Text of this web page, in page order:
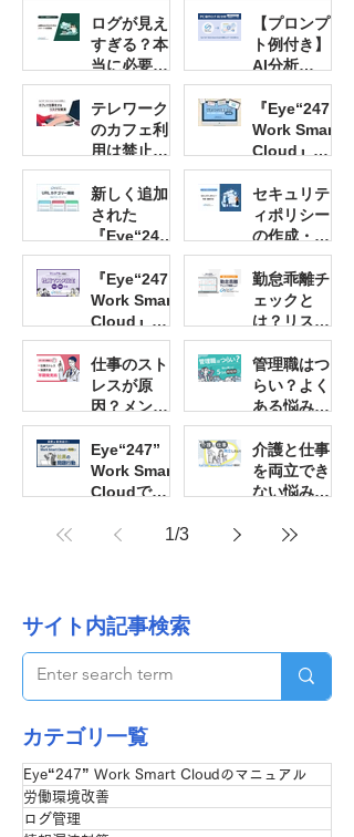
や情報セキュリティ対策の参考になる内容
です。 ※記事内で使用している画像は事実
をもとに作成しています。 目次 Eye“247”
Work Smart Cloudとは 隠れ残業をしていた 活
躍した「勤怠乖離チェック」機能とは？ 就
業中にゲームをやっていた 活躍した「作業
ログ」とは？ 関係ない部署からの私信を発
見（セクハラ） 活躍した「作業ログアラー
ト」機能とは？ 日中にほとんど働いていな
かった 活躍した「ヒートマップ」機能と
は？ メモ帳に文字を入力するプログラムを
組んでいた 活躍した「デスクトップ画像送
信」機能とは？ 深夜にいかがわしいサイ
ログが見え
すぎる？本
当に必要な
情報だけを
絞り込む
『Eye“247”
Work Smart
Cloud』の
ポリシー・
権限設定マ
ニュアル
【プロンプ
ト例付き】
AI分析
×『Eye“247
” Work
Smart
Cloud』可
視化したデ
ータで情報
漏洩リスク
を見つける
方法とは？
テレワーク
のカフェ利
用は禁止す
べき？見え
ないリスク
を「可視
化」で解決
する方法
『Eye“247”
Work Smart
Cloud』デ
スクトップ
画像機能を
活用！
新しく追加
された
『Eye“247”
Work Smart
Cloud』
URLカテゴ
リー機能と
は？
セキュリテ
ィポリシー
の作成・運
用に
『Eye“247”
Work Smart
Cloud』を
活用！
『Eye“247”
Work Smart
Cloud』社
員(管理者)マ
スタ設定
勤怠乖離チ
ェックと
は？リスク
対策とシス
テム活用で
労務問題を
解決！
仕事のスト
レスが原
因？メンタ
ル不調・体
調不良の社
員を早期発
見する方法
管理職はつ
らい？よく
ある悩みと
解決に効く5
つの時短術
Eye“247”
Work Smart
Cloudで判
の問題行動
介護と仕事
を両立でき
ない悩みを
Work Smart
1/3
サイト内記事検索
​カテゴリ一覧
Eye“247” Work Smart Cloudのマニュアル
労働環境改善
ログ管理